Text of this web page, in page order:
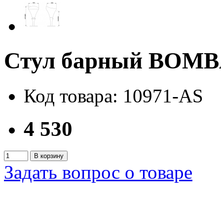
Стул барный
Код товара: 10971-AS
4 530
В корзину
Задать вопрос о товаре